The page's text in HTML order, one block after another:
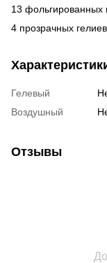
13 фольгированных
4 прозрачных
Гелевый
Воздушный
Отзывы